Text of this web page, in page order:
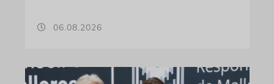
06.08.2026